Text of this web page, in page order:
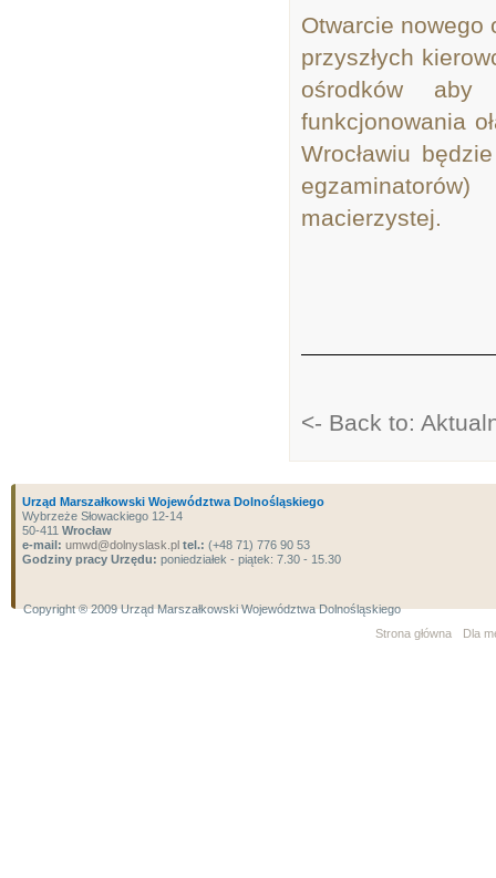
Otwarcie nowego
przyszłych
ośrodków
funkcjonowania
Wrocławiu
<- Back to:
Urząd Marszałkowski Województwa Dolnośląskiego
Wybrzeże Słowackiego 12-14
50-411 Wrocław
e-mail: umwd@dolnyslask.pl tel.: (+48 71) 776 90 53
Godziny pracy Urzędu: poniedziałek - piątek: 7.30 - 15.30
Copyright ® 2009 Urząd Marszałkowski Województwa Dolnośląskiego
Strona główna
Dla